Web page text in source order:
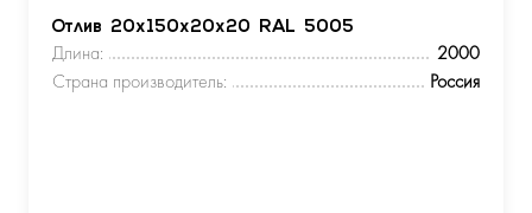
Отлив 20х150х20х20 RAL 5005
Длина:
2000
Страна производитель:
Россия